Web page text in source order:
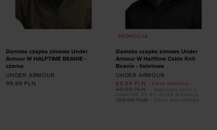
Damska czapka zimowa Under
Armour W HALFTIME BEANIE -
czarna
UNDER ARMOUR
99,99 PLN
PROMOCJA
Damska czapka zimowa Under
Armour W Halftime Cable Knit
Beanie - fioletowa
UNDER ARMOUR
- Cena aktualna
69,99 PLN
- Cena początkowa
129,99 PLN
49,99 PLN
- Najniższa cena z
ostatnich 30 dni przed promocją